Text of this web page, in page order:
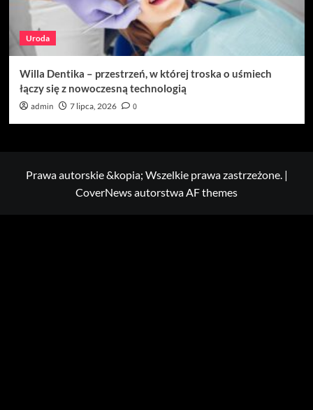
Uroda
Willa Dentika – przestrzeń, w której troska o uśmiech
łączy się z nowoczesną technologią
admin 7 lipca, 2026 0
Prawa autorskie &kopia; Wszelkie prawa zastrzeżone. |
CoverNewsautorstwa AF themes